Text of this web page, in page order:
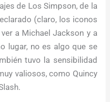
de Los Simpson, de la
(claro, los iconos
a Michael Jackson y a
lugar, no es algo que se
tuvo la sensibilidad
valiosos, como Quincy